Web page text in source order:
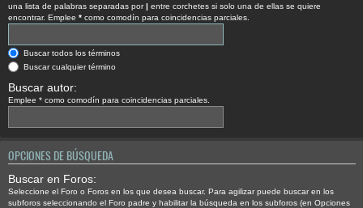
una lista de palabras separadas por| entre corchetes si solo una de ellas se quiere
encontrar. Emplee * como comodín para coincidencias parciales.
Buscar todos los términos
Buscar cualquier término
Buscar autor:
Emplee * como comodín para coincidencias parciales.
OPCIONES DE BÚSQUEDA
Buscar en Foros:
Seleccione el Foro o Foros en los que desea buscar. Para agilizar puede buscar en los
subforos seleccionando el Foro padre y habilitar la búsqueda en los subforos (en Opciones